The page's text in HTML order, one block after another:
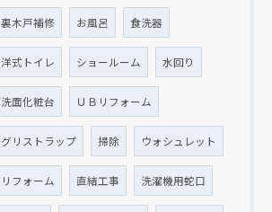
裏木戸補修 お風呂 食洗器
洋式トイレ ショールーム 水回り
洗面化粧台 ＵＢリフォーム
グリストラップ 掃除 ウォシュレット
リフォーム 直結工事 洗濯機用蛇口